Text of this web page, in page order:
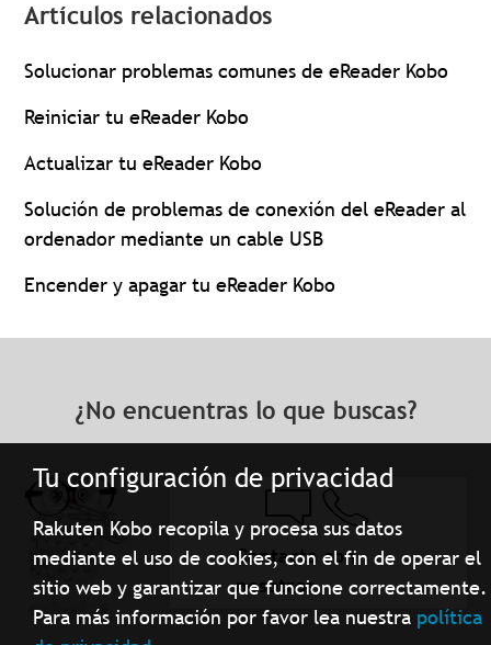
Tu configuración de privacidad
Rakuten Kobo recopila y procesa sus datos
mediante el uso de cookies, con el fin de operar el
sitio web y garantizar que funcione correctamente.
Para más información por favor lea nuestra política
Artículos relacionados
Solucionar problemas comunes de eReader Kobo
Reiniciar tu eReader Kobo
Actualizar tu eReader Kobo
Solución de problemas de conexión del eReader al
ordenador mediante un cable USB
Encender y apagar tu eReader Kobo
¿No encuentras lo que buscas?
Contacta con
nosotros